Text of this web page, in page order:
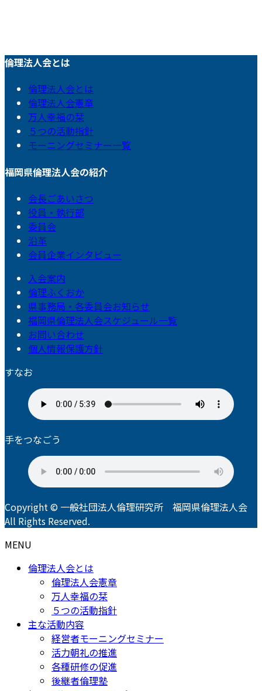
倫理法人会とは
倫理法人会とは
倫理法人会憲章
万人幸福の栞
５つの活動指針
モーニングセミナー一覧
福岡県倫理法人会の紹介
会長ごあいさつ
役員・執行部
委員会
沿革
会員企業インタビュー
入会案内
倫理ふくおか
県事務局・各委員会お知らせ
福岡県倫理法人会スケジュール一覧
お問い合わせ
個人情報保護方針
すなお
手をつなごう
Copyright © 一般社団法人倫理研究所 福岡県倫理法人会
All Rights Reserved.
MENU
倫理法人会とは
倫理法人会憲章
万人幸福の栞
５つの活動指針
主な活動内容
経営者モーニングセミナー
活力朝礼の推進
各種研修の促進
後継者倫理塾